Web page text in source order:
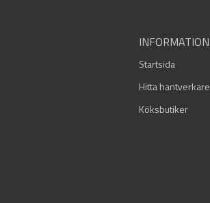
INFORMATION
Startsida
Hitta hantverkare
Köksbutiker